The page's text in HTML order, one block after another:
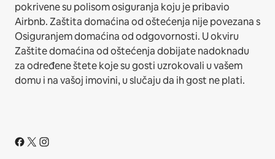
pokrivene su polisom osiguranja koju je pribavio
Airbnb. Zaštita domaćina od oštećenja nije povezana s
Osiguranjem domaćina od odgovornosti. U okviru
Zaštite domaćina od oštećenja dobijate nadoknadu
za određene štete koje su gosti uzrokovali u vašem
domu i na vašoj imovini, u slučaju da ih gost ne plati.